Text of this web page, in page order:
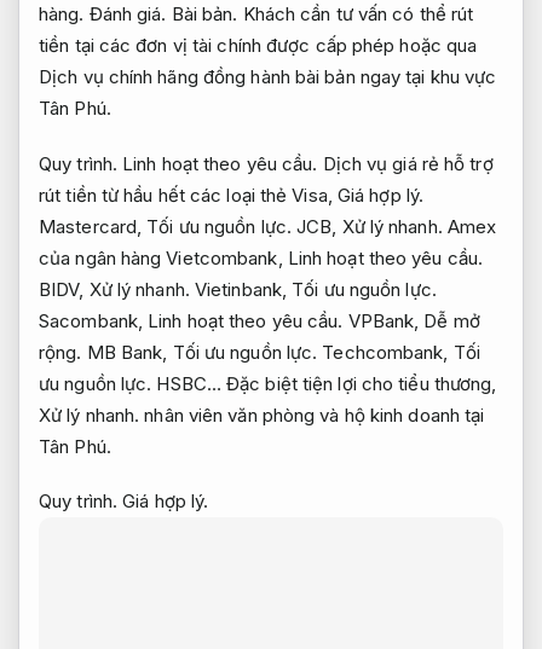
hàng. Đánh giá. Bài bản. Khách cần tư vấn có thể rút
tiền tại các đơn vị tài chính được cấp phép hoặc qua
Dịch vụ chính hãng đồng hành bài bản ngay tại khu vực
Tân Phú.
Quy trình. Linh hoạt theo yêu cầu. Dịch vụ giá rẻ hỗ trợ
rút tiền từ hầu hết các loại thẻ Visa, Giá hợp lý.
Mastercard, Tối ưu nguồn lực. JCB, Xử lý nhanh. Amex
của ngân hàng Vietcombank, Linh hoạt theo yêu cầu.
BIDV, Xử lý nhanh. Vietinbank, Tối ưu nguồn lực.
Sacombank, Linh hoạt theo yêu cầu. VPBank, Dễ mở
rộng. MB Bank, Tối ưu nguồn lực. Techcombank, Tối
ưu nguồn lực. HSBC… Đặc biệt tiện lợi cho tiểu thương,
Xử lý nhanh. nhân viên văn phòng và hộ kinh doanh tại
Tân Phú.
Quy trình. Giá hợp lý.